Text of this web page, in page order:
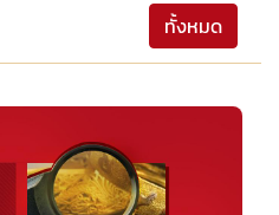
ทั้งหมด